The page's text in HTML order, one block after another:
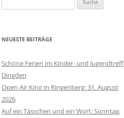
nach:
NEUESTE BEITRÄGE
Schöne Ferien im Kinder- und Jugendtreff
Dingden
Open Air Kino in Ringenberg: 31. August
2026
Auf ein Tässchen und ein Wort: Sonntag,